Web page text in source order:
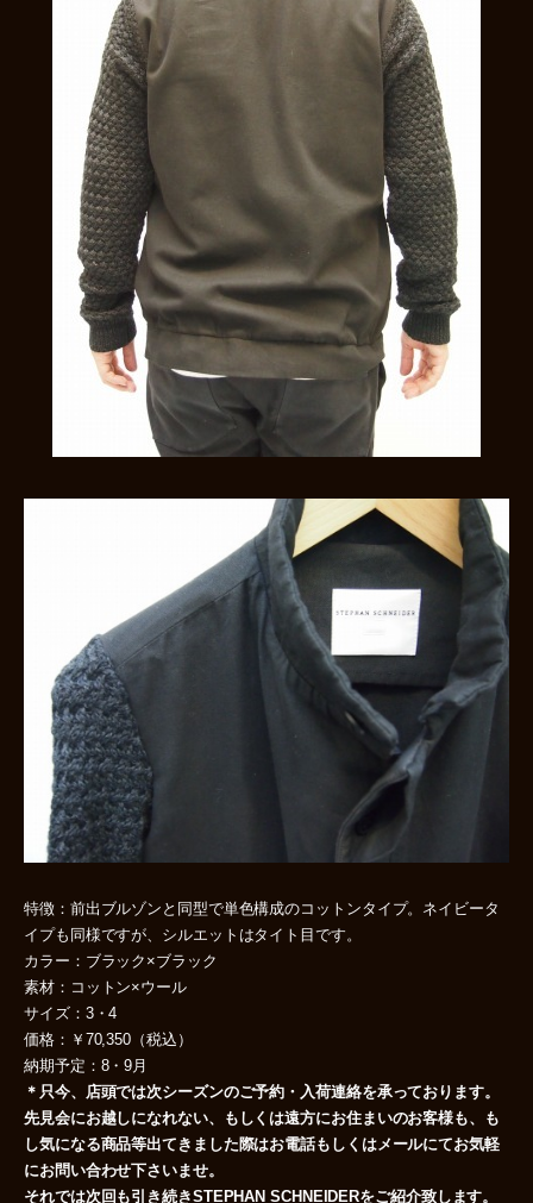
特徴：前出ブルゾンと同型で単色構成のコットンタイプ。ネイビータ
イプも同様ですが、シルエットはタイト目です。
カラー：ブラック×ブラック
素材：コットン×ウール
サイズ：3・4
価格：￥70,350（税込）
納期予定：8・9月
＊只今、店頭では次シーズンのご予約・入荷連絡を承っております。
先見会にお越しになれない、もしくは遠方にお住まいのお客様も、も
し気になる商品等出てきました際はお電話もしくはメールにてお気軽
にお問い合わせ下さいませ。
それでは次回も引き続きSTEPHAN SCHNEIDERをご紹介致します。